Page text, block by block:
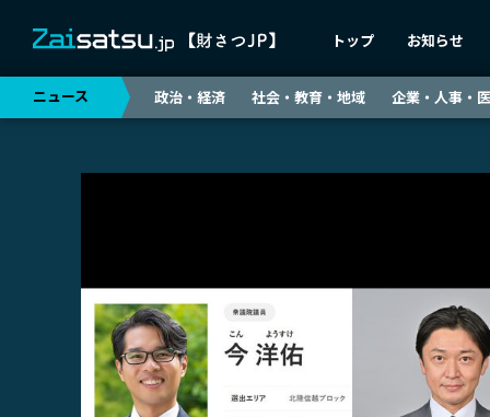
トップ お知らせ
ニュース 政治・経済 社会・教育・地域 企業・人事・